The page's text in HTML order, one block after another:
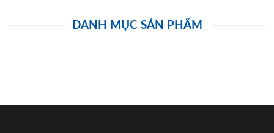
DANH MỤC SẢN PHẨM